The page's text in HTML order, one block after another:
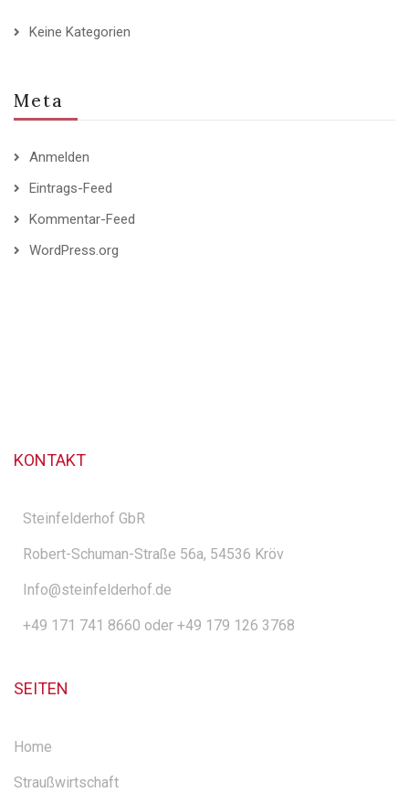
Keine Kategorien
Meta
Anmelden
Eintrags-Feed
Kommentar-Feed
WordPress.org
KONTAKT
Steinfelderhof GbR
Robert-Schuman-Straße 56a, 54536 Kröv
Info@steinfelderhof.de
+49 171 741 8660 oder +49 179 126 3768
SEITEN
Home
Straußwirtschaft